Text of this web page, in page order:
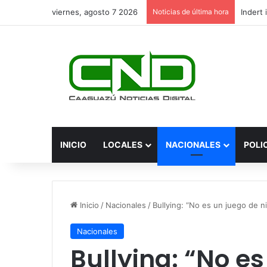
viernes, agosto 7 2026 Noticias de última hora
INICIO LOCALES NACIONALES
Inicio / Nacionales / Bullying: “No es un juego de
Nacionales
Bullying: “No